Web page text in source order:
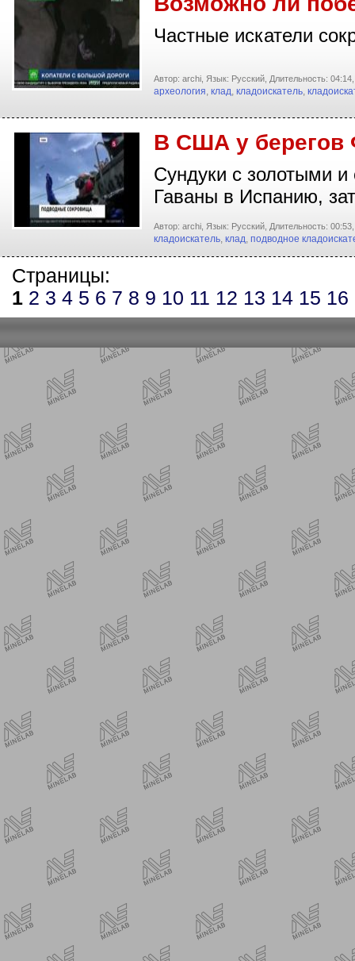
Частные искатели
Автор: archi, Язык: Русский, Длительность: 04:14,
археология, клад, кладоискатель,
В США у берегов
Сундуки с золотыми
Гаваны в Испанию,
Автор: archi, Язык: Русский, Длительность: 00:53,
кладоискатель, клад, подводное
Страницы:
1 2 3 4 5 6 7 8 9 10 11 12 13 14 15 16